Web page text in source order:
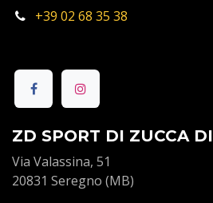
+39 02 68 35 38
ZD SPORT DI ZUCCA
Via Valassina, 51
20831 Seregno (MB)